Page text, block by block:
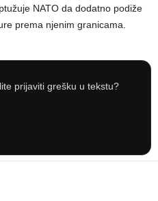
NATO da dodatno podiže
prema njenim granicama.
prijaviti grešku u tekstu?